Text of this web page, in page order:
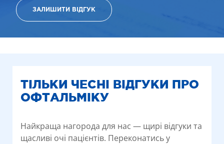
ЗАЛИШИТИ ВІДГУК
ТІЛЬКИ ЧЕСНІ ВІДГУКИ ПРО
ОФТАЛЬМІКУ
Найкраща нагорода для нас — щирі відгуки та
щасливі очі пацієнтів. Переконатись у